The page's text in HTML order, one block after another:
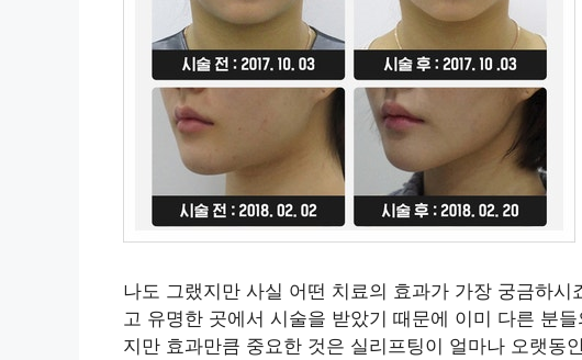
나도 그랬지만 사실 어떤 치료의 효과가 가장 궁금하
고 유명한 곳에서 시술을 받았기 때문에 이미 다른 분
지만 효과만큼 중요한 것은 실리프팅이 얼마나 오랫동